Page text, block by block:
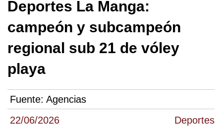
22/06/2026 Deportes
Deportes La Manga:
campeón y subcampeón
regional sub 21 de vóley
playa
Fuente: Agencias